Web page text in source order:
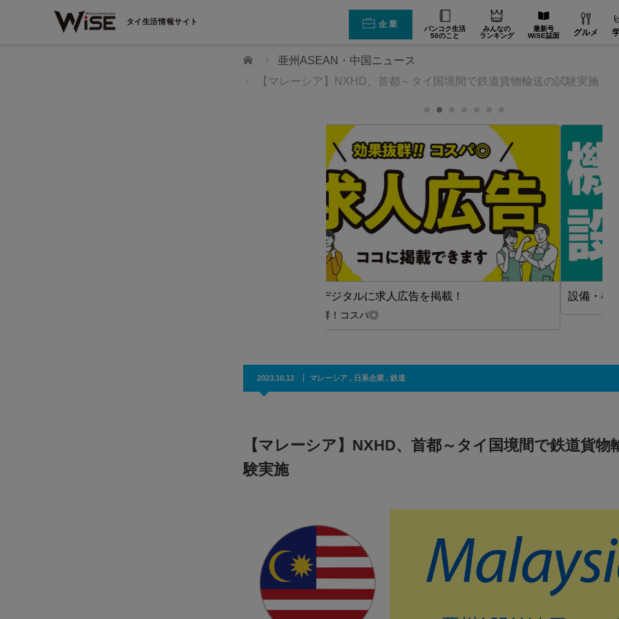
タイ生活情報サイト 企業
バンコク生活
50のこと
みんなの
ランキング
最新号
WiSE誌面
グルメ
ホーム
亜州ASEAN・中国ニュース
【マレーシア】NXHD、首都～タイ国境間で鉄道貨物輸送の試験実施
設備・機械【在タイ企業・製造業】
2023.10.12 マレーシア , 日系企業 , 鉄道
【マレーシア】NXHD、首都～タイ国境間で鉄道貨物
験実施